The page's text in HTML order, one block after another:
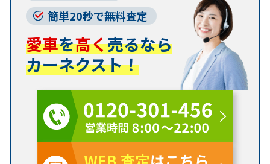
簡単20秒で無料査定
愛車を高く売るなら
カーネクスト！